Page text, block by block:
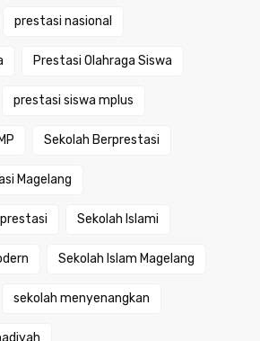
prestasi nasional
Prestasi Olahraga Siswa
prestasi siswa mplus
Sekolah Berprestasi
Magelang
Sekolah Islami
Sekolah Islam Magelang
sekolah menyenangkan